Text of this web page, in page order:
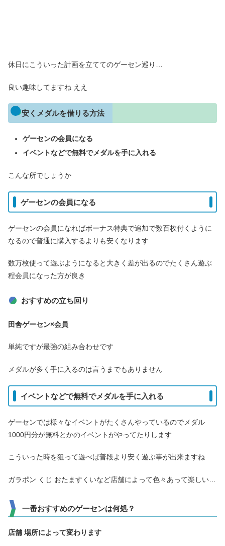
休日にこういった計画を立ててのゲーセン巡り…
良い趣味してますね ええ
安くメダルを借りる方法
ゲーセンの会員になる
イベントなどで無料でメダルを手に入れる
こんな所でしょうか
ゲーセンの会員になる
ゲーセンの会員になればボーナス特典で追加で数百枚付くように
なるので普通に購入するよりも安くなります
数万枚使って遊ぶようになると大きく差が出るのでたくさん遊ぶ
程会員になった方が良き
おすすめの立ち回り
田舎ゲーセン×会員
単純ですが最強の組み合わせです
メダルが多く手に入るのは言うまでもありません
イベントなどで無料でメダルを手に入れる
ゲーセンでは様々なイベントがたくさんやっているのでメダル
1000円分が無料とかのイベントがやってたりします
こういった時を狙って遊べば普段より安く遊ぶ事が出来ますね
ガラポン くじ おたますくいなど店舗によって色々あって楽しい…
一番おすすめのゲーセンは何処？
店舗 場所によって変わります